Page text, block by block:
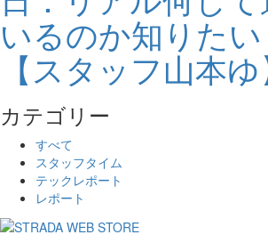
いるのか知りたい
【スタッフ山本ゆ
カテゴリー
すべて
スタッフタイム
テックレポート
レポート